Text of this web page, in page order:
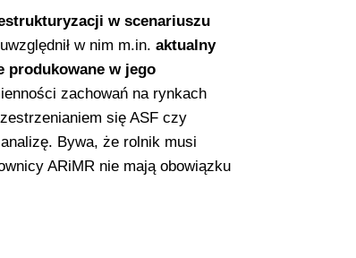
w scenariuszu
w nim m.in. aktualny
produkowane w jego
zachowań na rynkach
się ASF czy
Bywa, że rolnik musi
ARiMR nie mają obowiązku